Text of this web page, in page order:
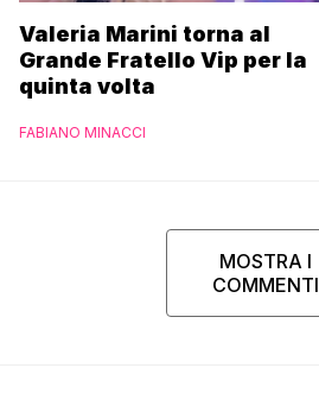
Valeria Marini torna al
Grande Fratello Vip per la
quinta volta
FABIANO MINACCI
MOSTRA I
COMMENTI